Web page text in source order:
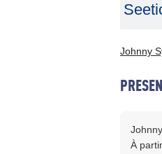
Johnny
À